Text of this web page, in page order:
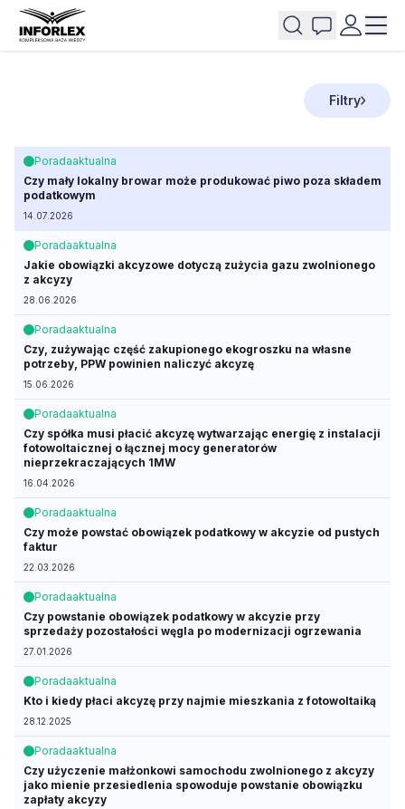
Filtry
Poradaaktualna
Czy mały lokalny browar może produkować piwo poza składem
podatkowym
14.07.2026
Poradaaktualna
Jakie obowiązki akcyzowe dotyczą zużycia gazu zwolnionego
z akcyzy
28.06.2026
Poradaaktualna
Czy, zużywając część zakupionego ekogroszku na własne
potrzeby, PPW powinien naliczyć akcyzę
15.06.2026
Poradaaktualna
Czy spółka musi płacić akcyzę wytwarzając energię z instalacji
fotowoltaicznej o łącznej mocy generatorów
nieprzekraczających 1MW
16.04.2026
Poradaaktualna
Czy może powstać obowiązek podatkowy w akcyzie od pustych
faktur
22.03.2026
Poradaaktualna
Czy powstanie obowiązek podatkowy w akcyzie przy
sprzedaży pozostałości węgla po modernizacji ogrzewania
27.01.2026
Poradaaktualna
Kto i kiedy płaci akcyzę przy najmie mieszkania z fotowoltaiką
28.12.2025
Poradaaktualna
Czy użyczenie małżonkowi samochodu zwolnionego z akcyzy
jako mienie przesiedlenia spowoduje powstanie obowiązku
zapłaty akcyzy